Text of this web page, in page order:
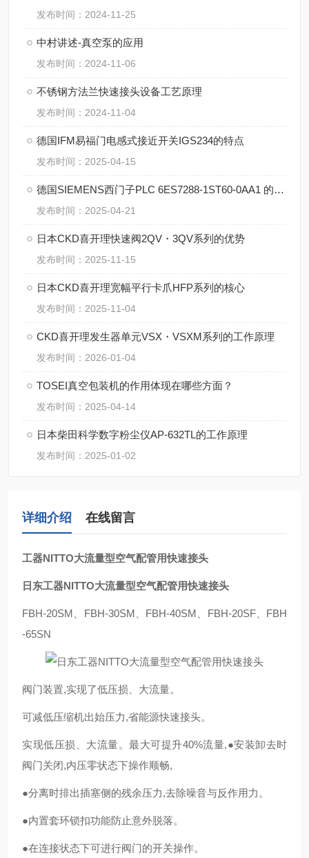
发布时间：2024-11-25
中村讲述-真空泵的应用
发布时间：2024-11-06
不锈钢方法兰快速接头设备工艺原理
发布时间：2024-11-04
德国IFM易福门电感式接近开关IGS234的特点
发布时间：2025-04-15
德国SIEMENS西门子PLC 6ES7288-1ST60-0AA1 的特点
发布时间：2025-04-21
日本CKD喜开理快速阀2QV・3QV系列的优势
发布时间：2025-11-15
日本CKD喜开理宽幅平行卡爪HFP系列的核心
发布时间：2025-11-04
CKD喜开理发生器单元VSX・VSXM系列的工作原理
发布时间：2026-01-04
TOSEI真空包装机的作用体现在哪些方面？
发布时间：2025-04-14
日本柴田科学数字粉尘仪AP-632TL的工作原理
发布时间：2025-01-02
详细介绍 在线留言
工器NITTO大流量型空气配管用快速接头
日东工器NITTO大流量型空气配管用快速接头
FBH-20SM、FBH-30SM、FBH-40SM、FBH-20SF、FBH
-65SN
阀门装置,实现了低压损、大流量。
可减低压缩机出始压力,省能源快速接头。
实现低压损、大流量。最大可提升40%流量,●安装卸去时
阀门关闭,内压零状态下操作顺畅,
●分离时排出插塞侧的残余压力,去除噪音与反作用力。
●内置套环锁扣功能防止意外脱落。
●在连接状态下可进行阀门的开关操作。